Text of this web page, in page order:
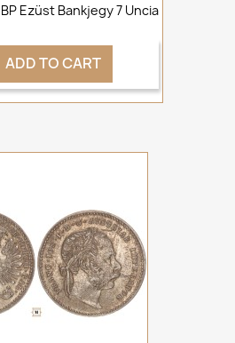
Ezüst Bankjegy 7 Uncia
ADD TO CART